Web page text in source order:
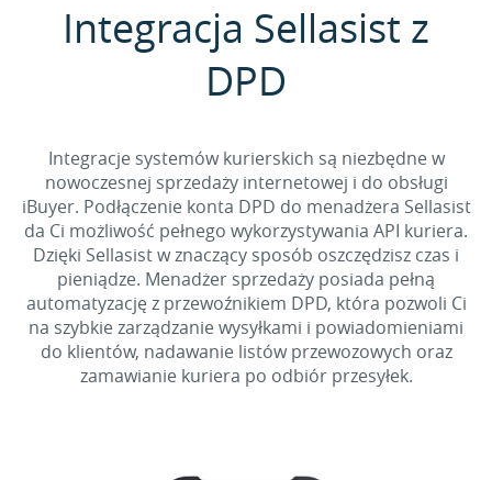
Integracja Sellasist z
DPD
Integracje systemów kurierskich są niezbędne w
nowoczesnej sprzedaży internetowej i do obsługi
iBuyer. Podłączenie konta DPD do menadżera Sellasist
da Ci możliwość pełnego wykorzystywania API kuriera.
Dzięki Sellasist w znaczący sposób oszczędzisz czas i
pieniądze. Menadżer sprzedaży posiada pełną
automatyzację z przewoźnikiem DPD, która pozwoli Ci
na szybkie zarządzanie wysyłkami i powiadomieniami
do klientów, nadawanie listów przewozowych oraz
zamawianie kuriera po odbiór przesyłek.